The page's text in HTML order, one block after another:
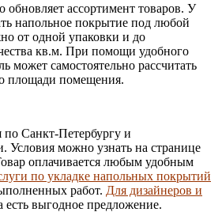
ассортимент товаров. У
напольное покрытие под любой
от одной упаковки и до
кв.м. При помощи удобного
может самостоятельно рассчитать
площади помещения.
по Санкт-Петербургу и
Условия можно узнать на странице
оплачивается любым удобным
по укладке напольных покрытий
работ. Для дизайнеров и
есть выгодное предложение.